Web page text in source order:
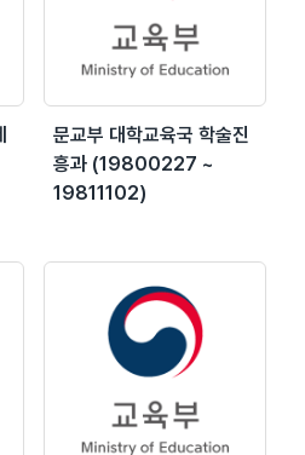
문교부 대학교육국 학술진
흥과 (19800227 ~
19811102)